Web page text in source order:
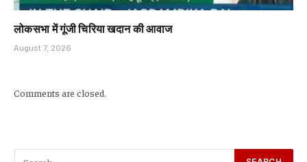
लोकसभा में गूंजी चिरिया खदान की आवाज
August 7, 2026
Comments are closed.